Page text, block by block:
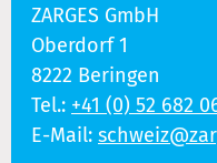
ZARGES GmbH
Oberdorf 1
8222 Beringen
Tel.: +41 (0) 52 682
E-Mail: